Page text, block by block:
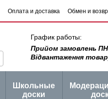
Оплата и доставка
Обмен и
График работы:
Прийом замовлень
Відвантаження
Школьные
доски